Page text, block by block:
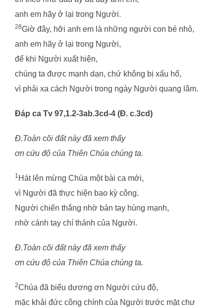
anh em hãy ở lại trong Người.
28Giờ đây, hỡi anh em là những người con bé nhỏ,
anh em hãy ở lại trong Người,
để khi Người xuất hiện,
chúng ta được mạnh dạn, chứ không bị xấu hổ,
vì phải xa cách Người trong ngày Người quang lâm.
Đáp ca Tv 97,1.2-3ab.3cd-4 (Đ. c.3cd)
Đ.Toàn cõi đất này đã xem thấy
ơn cứu độ của Thiên Chúa chúng ta.
1 Hát lên mừng Chúa một bài ca mới,
vì Người đã thực hiện bao kỳ công.
Người chiến thắng nhờ bàn tay hùng mạnh,
nhờ cánh tay chí thánh của Người.
Đ.Toàn cõi đất này đã xem thấy
ơn cứu độ của Thiên Chúa chúng ta.
2Chúa đã biểu dương ơn Người cứu độ,
mặc khải đức công chính của Người trước mặt chư